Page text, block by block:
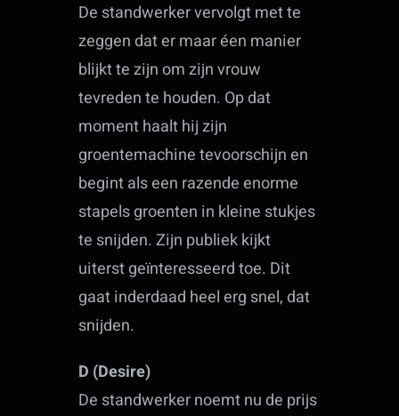
De standwerker vervolgt met te
zeggen dat er maar éen manier
blijkt te zijn om zijn vrouw
tevreden te houden. Op dat
moment haalt hij zijn
groentemachine tevoorschijn en
begint als een razende enorme
stapels groenten in kleine stukjes
te snijden. Zijn publiek kijkt
uiterst geïnteresseerd toe. Dit
gaat inderdaad heel erg snel, dat
snijden.
D (Desire)
De standwerker noemt nu de prijs